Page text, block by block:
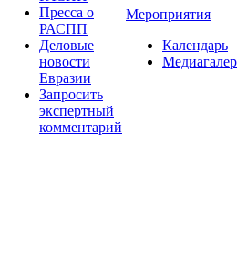
Пресса о
РАСПП
Деловые
новости
Евразии
Запросить
экспертный
комментарий
Мероприятия
Календарь